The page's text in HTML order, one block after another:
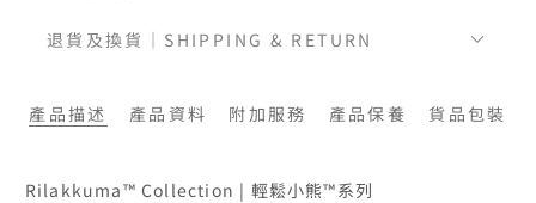
退貨及換貨｜SHIPPING & RETURN
產品描述 產品資料 附加服務 產品保養 貨品包裝
Rilakkuma™ Collection | 輕鬆小熊™系列